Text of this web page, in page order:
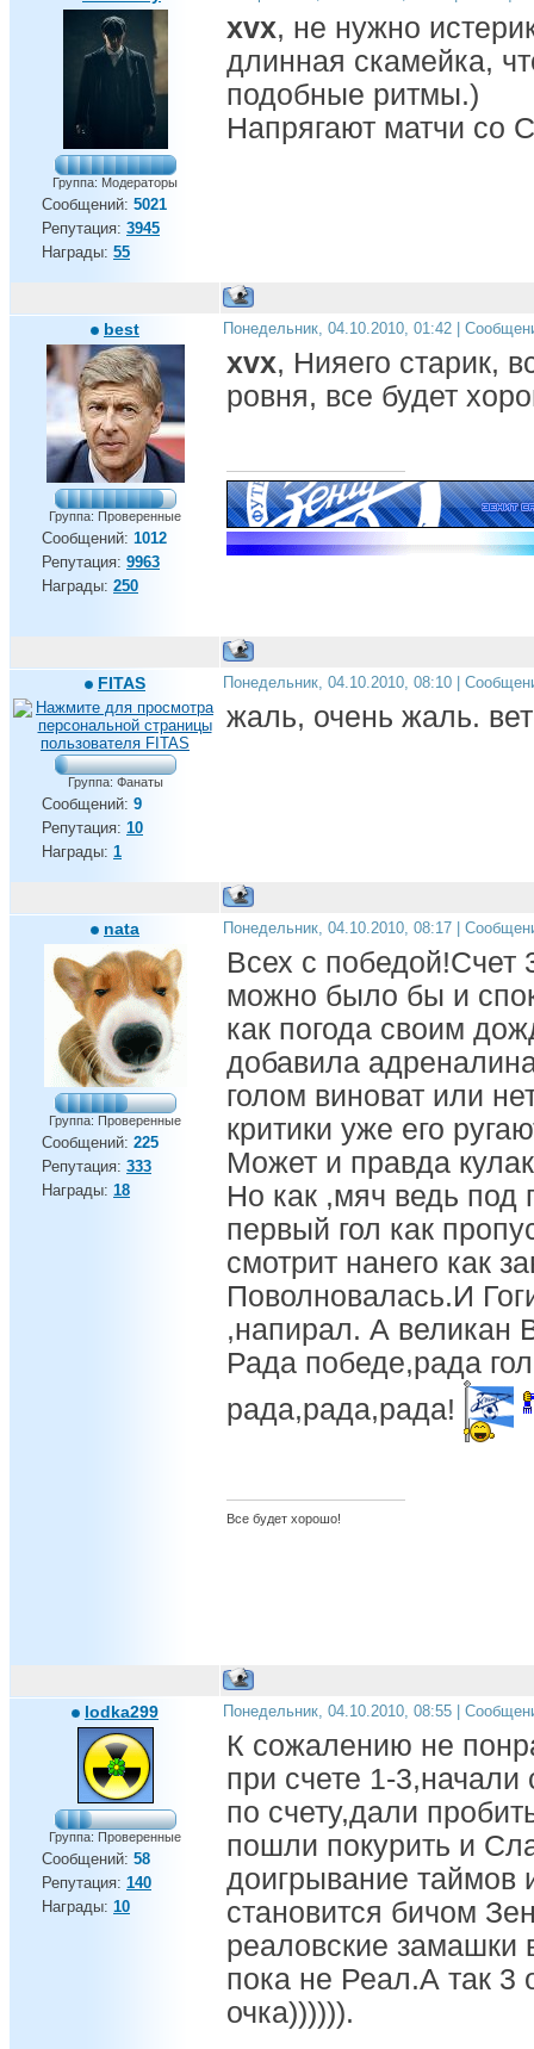
Группа: Модераторы
Сообщений: 5021
Репутация: 3945
Награды: 55
xvx, не нужно
длинная скамейка,
подобные ритмы.)
Напрягают матчи со
best
Группа: Проверенные
Сообщений: 1012
Репутация: 9963
Награды: 250
Понедельник, 04.10.2010, 01:42 |
xvx, Нияего старик,
ровня, все будет
FITAS
Группа: Фанаты
Сообщений: 9
Репутация: 10
Награды: 1
Понедельник, 04.10.2010, 08:10 |
жаль, очень жаль.
nata
Группа: Проверенные
Сообщений: 225
Репутация: 333
Награды: 18
Понедельник, 04.10.2010, 08:17 |
Всех с победой!Счет
можно было бы и
как погода своим
добавила
голом виноват или
критики уже его
Может и правда
Но как ,мяч ведь
первый гол как
смотрит нанего как
Поволновалась.И
,напирал. А великан
Рада победе,рада
рада,рада,рада!
Все будет хорошо!
lodka299
Группа: Проверенные
Сообщений: 58
Репутация: 140
Награды: 10
Понедельник, 04.10.2010, 08:55 |
К сожалению не
при счете 1-3,начали
по счету,дали
пошли покурить и
доигрывание таймов
становится бичом
реаловские замашки
пока не Реал.А так 3
очка)))))).